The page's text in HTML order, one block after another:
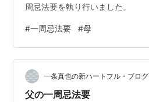
周忌法要を執り行いました。
#一周忌法要 #母
一条真也の新ハートフル・ブログ
父の一周忌法要